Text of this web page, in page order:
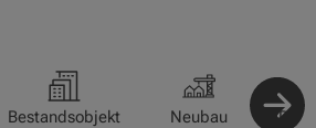
Bestandsobjekt Neubau